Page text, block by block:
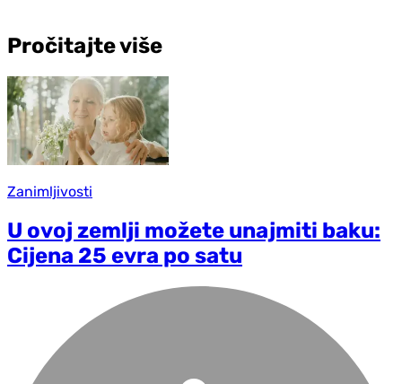
Pročitajte više
Zanimljivosti
U ovoj zemlji možete unajmiti baku:
Cijena 25 evra po satu